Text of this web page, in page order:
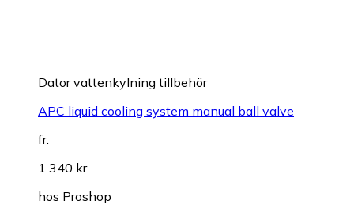
Dator vattenkylning tillbehör
APC liquid cooling system manual ball valve
fr.
1 340 kr
hos Proshop